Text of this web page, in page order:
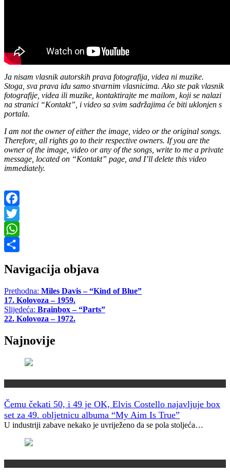
Ja nisam vlasnik autorskih prava fotografija, videa ni muzike.
Stoga, sva prava idu samo stvarnim vlasnicima. Ako ste pak vlasnik
fotografije, videa ili muzike, kontaktirajte me mailom, koji se nalazi
na stranici “Kontakt”, i video sa svim sadržajima će biti uklonjen s
portala.
I am not the owner of either the image, video or the original songs.
Therefore, all rights go to their respective owners. If you are the
owner of the image, video or any of the songs, write to me a private
message, located on “Kontakt” page, and I’ll delete this video
immediately.
Facebook
Twitter
WhatsApp
Navigacija objava
Prethodna: Miles Davis – “Kind of Blue”
17. Kolovoza – 1959.
Slijedeća: Brainbox – “Parts”
22. Kolovoza – 1972.
Najnovije
Čemu čekati 50, i 49 je OK, Elvis Costello najavljuje box
set za 49. obljetnicu albuma “My Aim Is True”
U industriji zabave nekako je uvriježeno da se pola stoljeća…